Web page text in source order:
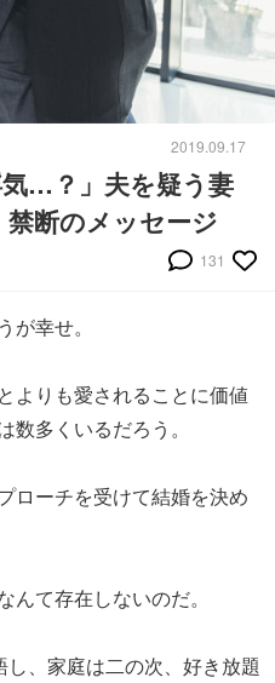
2019.09.17
気…？」夫を疑う妻
断のメッセージ
131
幸せ。
よりも愛されることに価値
数多くいるだろう。
ローチを受けて結婚を決め
て存在しないのだ。
し、家庭は二の次、好き放題